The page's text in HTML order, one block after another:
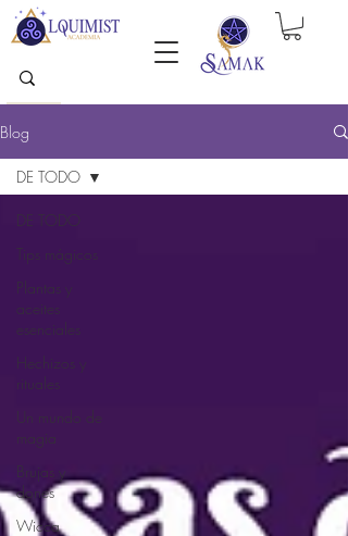
Blog
DE TODO
Tips mágicos
Plantas y
aceites
esenciales
Hechizos y
rituales
Un mundo de
magia
Brujas y
dones
Wicca
DE TODO